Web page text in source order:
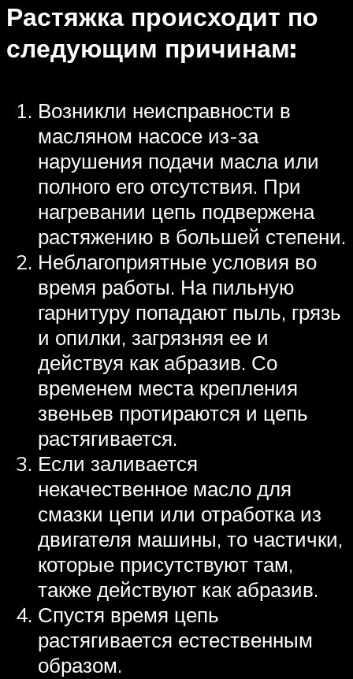
Растяжка происходит по
следующим причинам:
Возникли неисправности в
масляном насосе из-за
нарушения подачи масла или
полного его отсутствия. При
нагревании цепь подвержена
растяжению в большей степени.
Неблагоприятные условия во
время работы. На пильную
гарнитуру попадают пыль, грязь
и опилки, загрязняя ее и
действуя как абразив. Со
временем места крепления
звеньев протираются и цепь
растягивается.
Если заливается
некачественное масло для
смазки цепи или отработка из
двигателя машины, то частички,
которые присутствуют там,
также действуют как абразив.
Спустя время цепь
растягивается естественным
образом.